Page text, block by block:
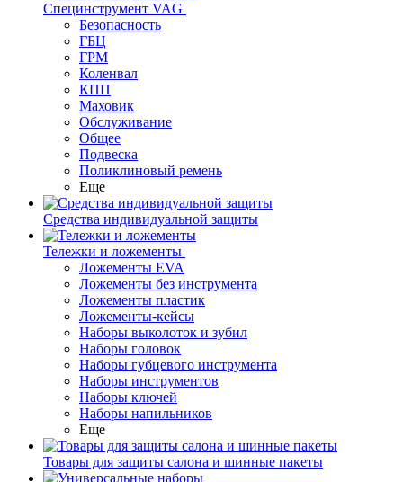
Специнструмент VAG
Безопасность
ГБЦ
ГРМ
Коленвал
КПП
Маховик
Обслуживание
Общее
Подвеска
Поликлиновый ремень
Еще
Средства индивидуальной защиты
Тележки и ложементы
Ложементы EVA
Ложементы без инструмента
Ложементы пластик
Ложементы-кейсы
Наборы выколоток и зубил
Наборы головок
Наборы губцевого инструмента
Наборы инструментов
Наборы ключей
Наборы напильников
Еще
Товары для защиты салона и шинные пакеты